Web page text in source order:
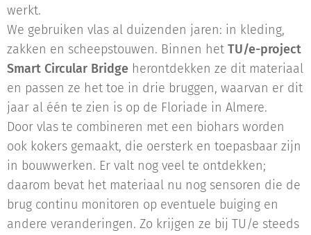
werkt.
We gebruiken vlas al duizenden jaren: in kleding,
zakken en scheepstouwen. Binnen het TU/e-project
Smart Circular Bridge herontdekken ze dit materiaal
en passen ze het toe in drie bruggen, waarvan er dit
jaar al één te zien is op de Floriade in Almere.
Door vlas te combineren met een biohars worden
ook kokers gemaakt, die oersterk en toepasbaar zijn
in bouwwerken. Er valt nog veel te ontdekken;
daarom bevat het materiaal nu nog sensoren die de
brug continu monitoren op eventuele buiging en
andere veranderingen. Zo krĳgen ze bij TU/e steeds